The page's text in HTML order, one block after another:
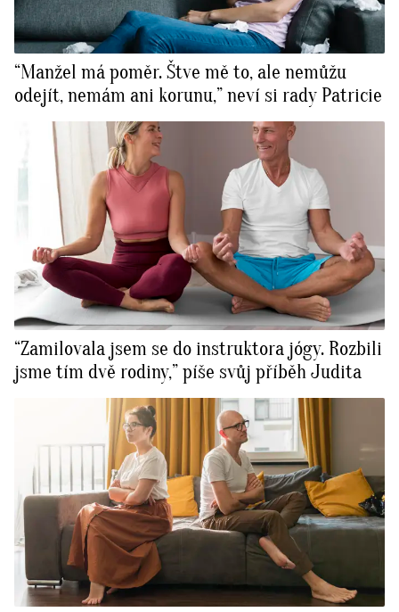
“Manžel má poměr. Štve mě to, ale nemůžu
odejít, nemám ani korunu,” neví si rady Patricie
“Zamilovala jsem se do instruktora jógy. Rozbili
jsme tím dvě rodiny,” píše svůj příběh Judita